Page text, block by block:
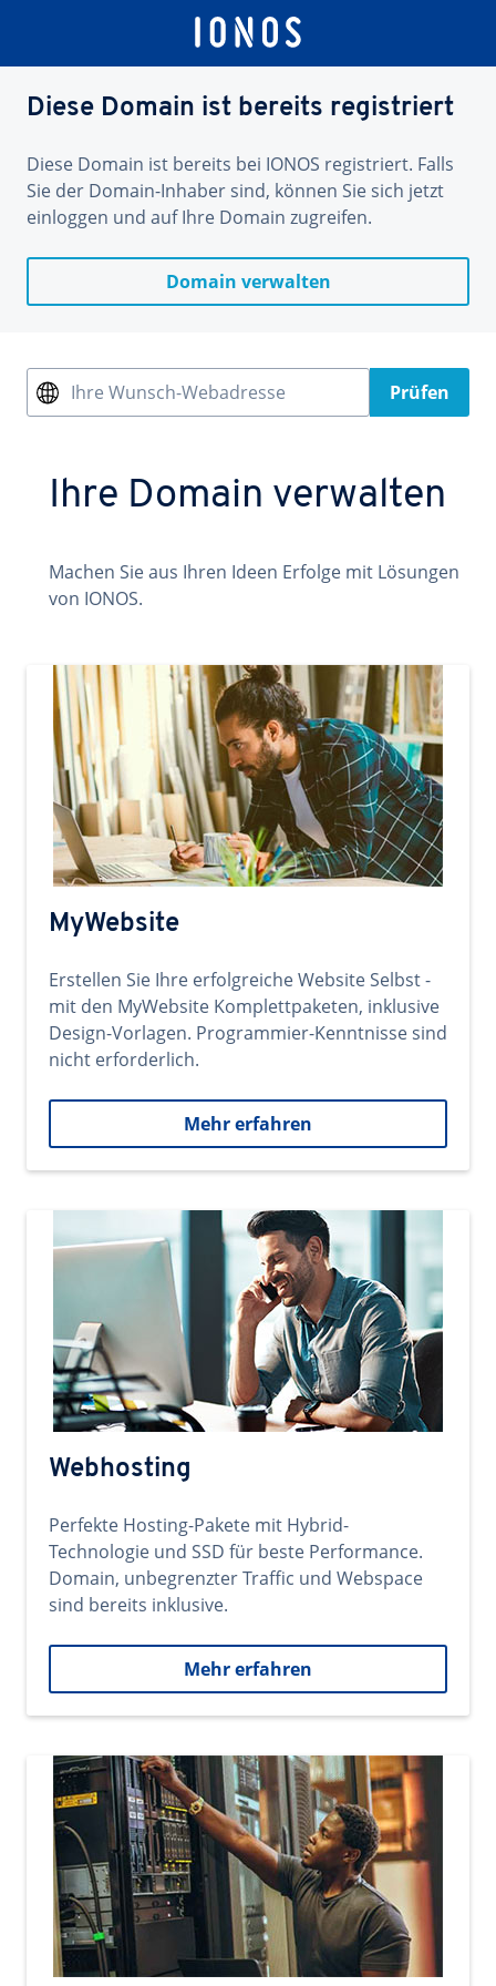
Diese Domain ist bereits registriert
Diese Domain ist bereits bei IONOS registriert. Falls
Sie der Domain-Inhaber sind, können Sie sich jetzt
einloggen und auf Ihre Domain zugreifen.
Domain verwalten
Ihre Wunsch-Webadresse Prüfen
Ihre Domain verwalten
Machen Sie aus Ihren Ideen Erfolge mit Lösungen
von IONOS.
MyWebsite
Erstellen Sie Ihre erfolgreiche Website Selbst -
mit den MyWebsite Komplettpaketen, inklusive
Design-Vorlagen. Programmier-Kenntnisse sind
nicht erforderlich.
Mehr erfahren
Webhosting
Perfekte Hosting-Pakete mit Hybrid-
Technologie und SSD für beste Performance.
Domain, unbegrenzter Traffic und Webspace
sind bereits inklusive.
Mehr erfahren